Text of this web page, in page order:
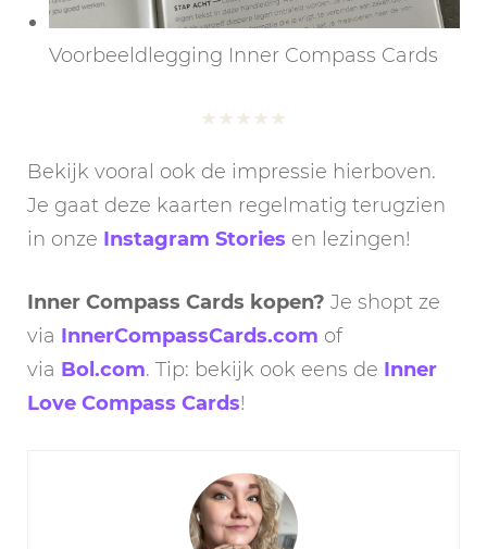
Voorbeeldlegging Inner Compass Cards
★★★★★
Bekijk vooral ook de impressie hierboven.
Je gaat deze kaarten regelmatig terugzien
in onze Instagram Stories en lezingen!
Inner Compass Cards kopen? Je shopt ze
via InnerCompassCards.com of
via Bol.com. Tip: bekijk ook eens de Inner
Love Compass Cards!